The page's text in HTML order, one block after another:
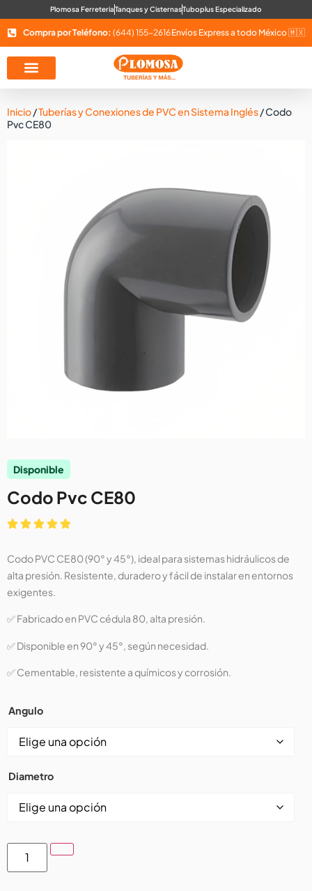
Plomosa FerreteriaTanques y CisternasTuboplus Especializado
Compra por Teléfono: (644) 155-2616Envíos Express a todo México 🇲🇽
Inicio/Tuberías y Conexiones de PVC en Sistema Inglés/ Codo
Pvc CE80
Disponible
Codo Pvc CE80
Codo PVC CE80 (90° y 45°), ideal para sistemas hidráulicos de
alta presión. Resistente, duradero y fácil de instalar en entornos
exigentes.
✅ Fabricado en PVC cédula 80, alta presión.
✅ Disponible en 90° y 45°, según necesidad.
✅ Cementable, resistente a químicos y corrosión.
Angulo
Diametro